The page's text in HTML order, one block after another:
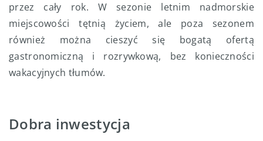
przez cały rok. W sezonie letnim nadmorskie
miejscowości tętnią życiem, ale poza sezonem
również można cieszyć się bogatą ofertą
gastronomiczną i rozrywkową, bez konieczności
wakacyjnych tłumów.
Dobra inwestycja